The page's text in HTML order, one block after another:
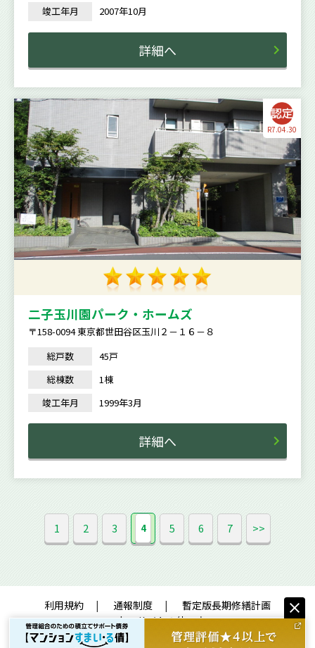
竣工年月
2007年10月
詳細へ
R7.04.30
二子玉川園パーク・ホームズ
〒158-0094 東京都世田谷区玉川２－１６－８
総戸数
45戸
総棟数
1棟
竣工年月
1999年3月
詳細へ
1 2 3 4 5 6 7 >>
利用規約 通報制度
暫定版長期修繕計画
サイトの使い方
Copyright© CONDOMINIUM MANAGEMENT COMPANIES ASSOCIATION. All Right